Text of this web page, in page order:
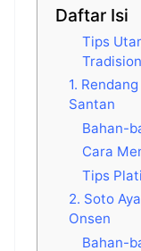
Daftar Isi
Tips
1.
Santan
Bahan-
Cara
Tips
2. Soto
Onsen
Bahan-